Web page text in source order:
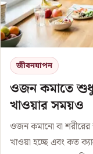
জীবনযাপন
ওজন কমাতে শুধু
খাওয়ার সময়ও
ওজন কমানো বা শরীরের
খাওয়া হচ্ছে এবং কত